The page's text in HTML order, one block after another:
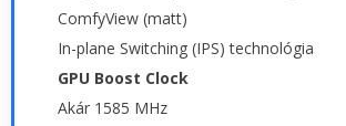
ComfyView (matt)
In-plane Switching (IPS) technológia
GPU Boost Clock
Akár 1585 MHz